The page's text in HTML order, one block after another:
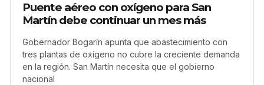
Puente aéreo con oxígeno para San
Martín debe continuar un mes más
Gobernador Bogarín apunta que abastecimiento con
tres plantas de oxígeno no cubre la creciente demanda
en la región. San Martín necesita que el gobierno
nacional